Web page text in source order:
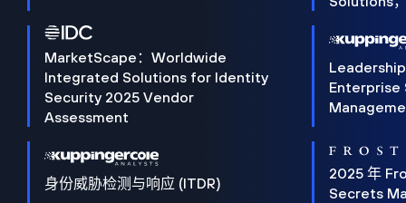
MarketScape：Worldwide
Integrated Solutions for Identity
Security 2025 Vendor
Assessment
Enterprise
身份威胁检测与响应 (ITDR)
2025 年
Secrets